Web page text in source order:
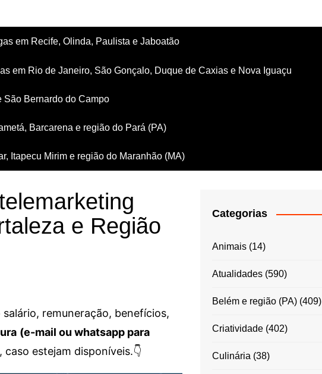
em Recife, Olinda, Paulista e Jaboatão
em Rio de Janeiro, São Gonçalo, Duque de Caxias e Nova Iguaçu
São Bernardo do Campo
Barcarena e região do Pará (PA)
Itapecu Mirim e região do Maranhão (MA)
e Região
remuneração, benefícios,
(e-mail ou whatsapp para
estejam disponíveis.👇
Categorias
Animais(14)
Atualidades(590)
Belém e região (PA)(409)
Criatividade(402)
Culinária (38)